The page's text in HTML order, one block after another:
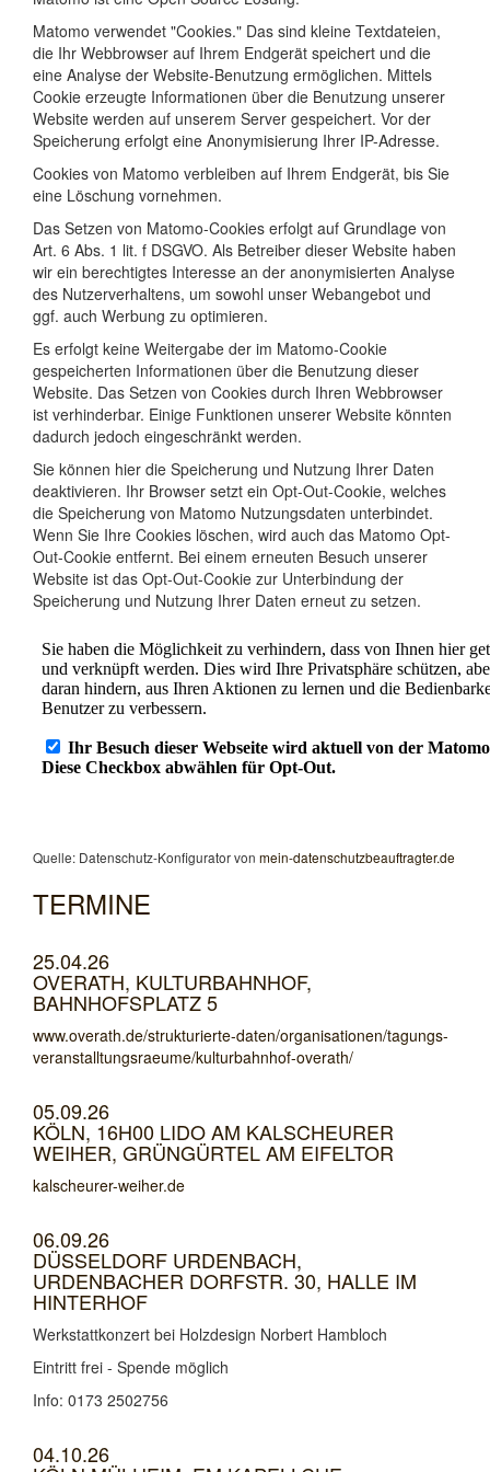
Matomo verwendet "Cookies." Das sind kleine Textdateien,
die Ihr Webbrowser auf Ihrem Endgerät speichert und die
eine Analyse der Website-Benutzung ermöglichen. Mittels
Cookie erzeugte Informationen über die Benutzung unserer
Website werden auf unserem Server gespeichert. Vor der
Speicherung erfolgt eine Anonymisierung Ihrer IP-Adresse.
Cookies von Matomo verbleiben auf Ihrem Endgerät, bis Sie
eine Löschung vornehmen.
Das Setzen von Matomo-Cookies erfolgt auf Grundlage von
Art. 6 Abs. 1 lit. f DSGVO. Als Betreiber dieser Website haben
wir ein berechtigtes Interesse an der anonymisierten Analyse
des Nutzerverhaltens, um sowohl unser Webangebot und
ggf. auch Werbung zu optimieren.
Es erfolgt keine Weitergabe der im Matomo-Cookie
gespeicherten Informationen über die Benutzung dieser
Website. Das Setzen von Cookies durch Ihren Webbrowser
ist verhinderbar. Einige Funktionen unserer Website könnten
dadurch jedoch eingeschränkt werden.
Sie können hier die Speicherung und Nutzung Ihrer Daten
deaktivieren. Ihr Browser setzt ein Opt-Out-Cookie, welches
die Speicherung von Matomo Nutzungsdaten unterbindet.
Wenn Sie Ihre Cookies löschen, wird auch das Matomo Opt-
Out-Cookie entfernt. Bei einem erneuten Besuch unserer
Website ist das Opt-Out-Cookie zur Unterbindung der
Speicherung und Nutzung Ihrer Daten erneut zu setzen.
Quelle: Datenschutz-Konfigurator von mein-datenschutzbeauftragter.de
TERMINE
25.04.26
OVERATH, KULTURBAHNHOF,
BAHNHOFSPLATZ 5
www.overath.de/strukturierte-daten/organisationen/tagungs-
veranstalltungsraeume/kulturbahnhof-overath/
05.09.26
KÖLN, 16H00 LIDO AM KALSCHEURER
WEIHER, GRÜNGÜRTEL AM EIFELTOR
kalscheurer-weiher.de
06.09.26
DÜSSELDORF URDENBACH,
URDENBACHER DORFSTR. 30, HALLE IM
HINTERHOF
Werkstattkonzert bei Holzdesign Norbert Hambloch
Eintritt frei - Spende möglich
Info: 0173 2502756
04.10.26